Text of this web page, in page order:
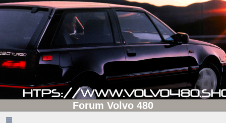
Forum Volvo 480